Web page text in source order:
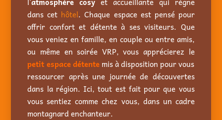
dans cet hôtel. Chaque espace est pensé pour
offrir confort et détente à ses visiteurs. Que
vous veniez en famille, en couple ou entre amis,
ou même en soirée VRP, vous apprécierez le
petit espace détentemis à disposition pour vous
ressourcer après une journée de découvertes
dans la région. Ici, tout est fait pour que vous
vous sentiez comme chez vous, dans un cadre
montagnard enchanteur.